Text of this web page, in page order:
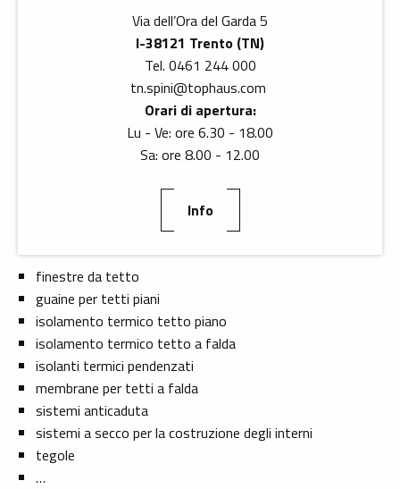
Nuovi impulsi per la tradizione alpina
È impossibile immaginare la regione alpina senza
costruzioni in legno che è popolare per la sua
elevata compatibilità ambientale grazie a sistemi
costruttivi innovativi! I nostri materiali e le
soluzioni specifiche che offriamo in fase d’opera
servono a completare e proteggere il legno, il
materiale da costruzione naturale.
finestre da tetto
guaine per tetti piani
isolamento termico tetto piano
isolamento termico tetto a falda
isolanti termici pendenzati
membrane per tetti a falda
sistemi anticaduta
sistemi a secco per la costruzione degli interni
tegole
…
Via dell’Ora del Garda 5
I-38121 Trento (TN)
Tel. 0461 244 000
tn.spini@tophaus.com
Orari di apertura:
Lu - Ve: ore 6.30 - 18.00
Sa: ore 8.00 - 12.00
Info